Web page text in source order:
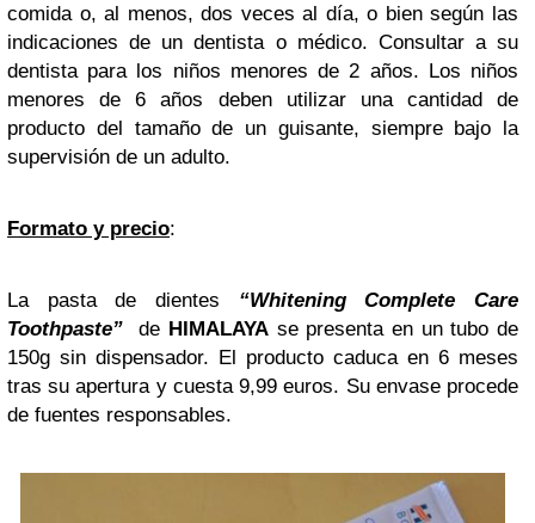
comida o, al menos, dos veces al día, o bien según las
indicaciones de un dentista o médico. Consultar a su
dentista para los niños menores de 2 años. Los niños
menores de 6 años deben utilizar una cantidad de
producto del tamaño de un guisante, siempre bajo la
supervisión de un adulto.
Formato y precio:
La pasta de dientes “Whitening Complete Care
Toothpaste” de HIMALAYA se presenta en un tubo de
150g sin dispensador. El producto caduca en 6 meses
tras su apertura y cuesta 9,99 euros. Su envase procede
de fuentes responsables.